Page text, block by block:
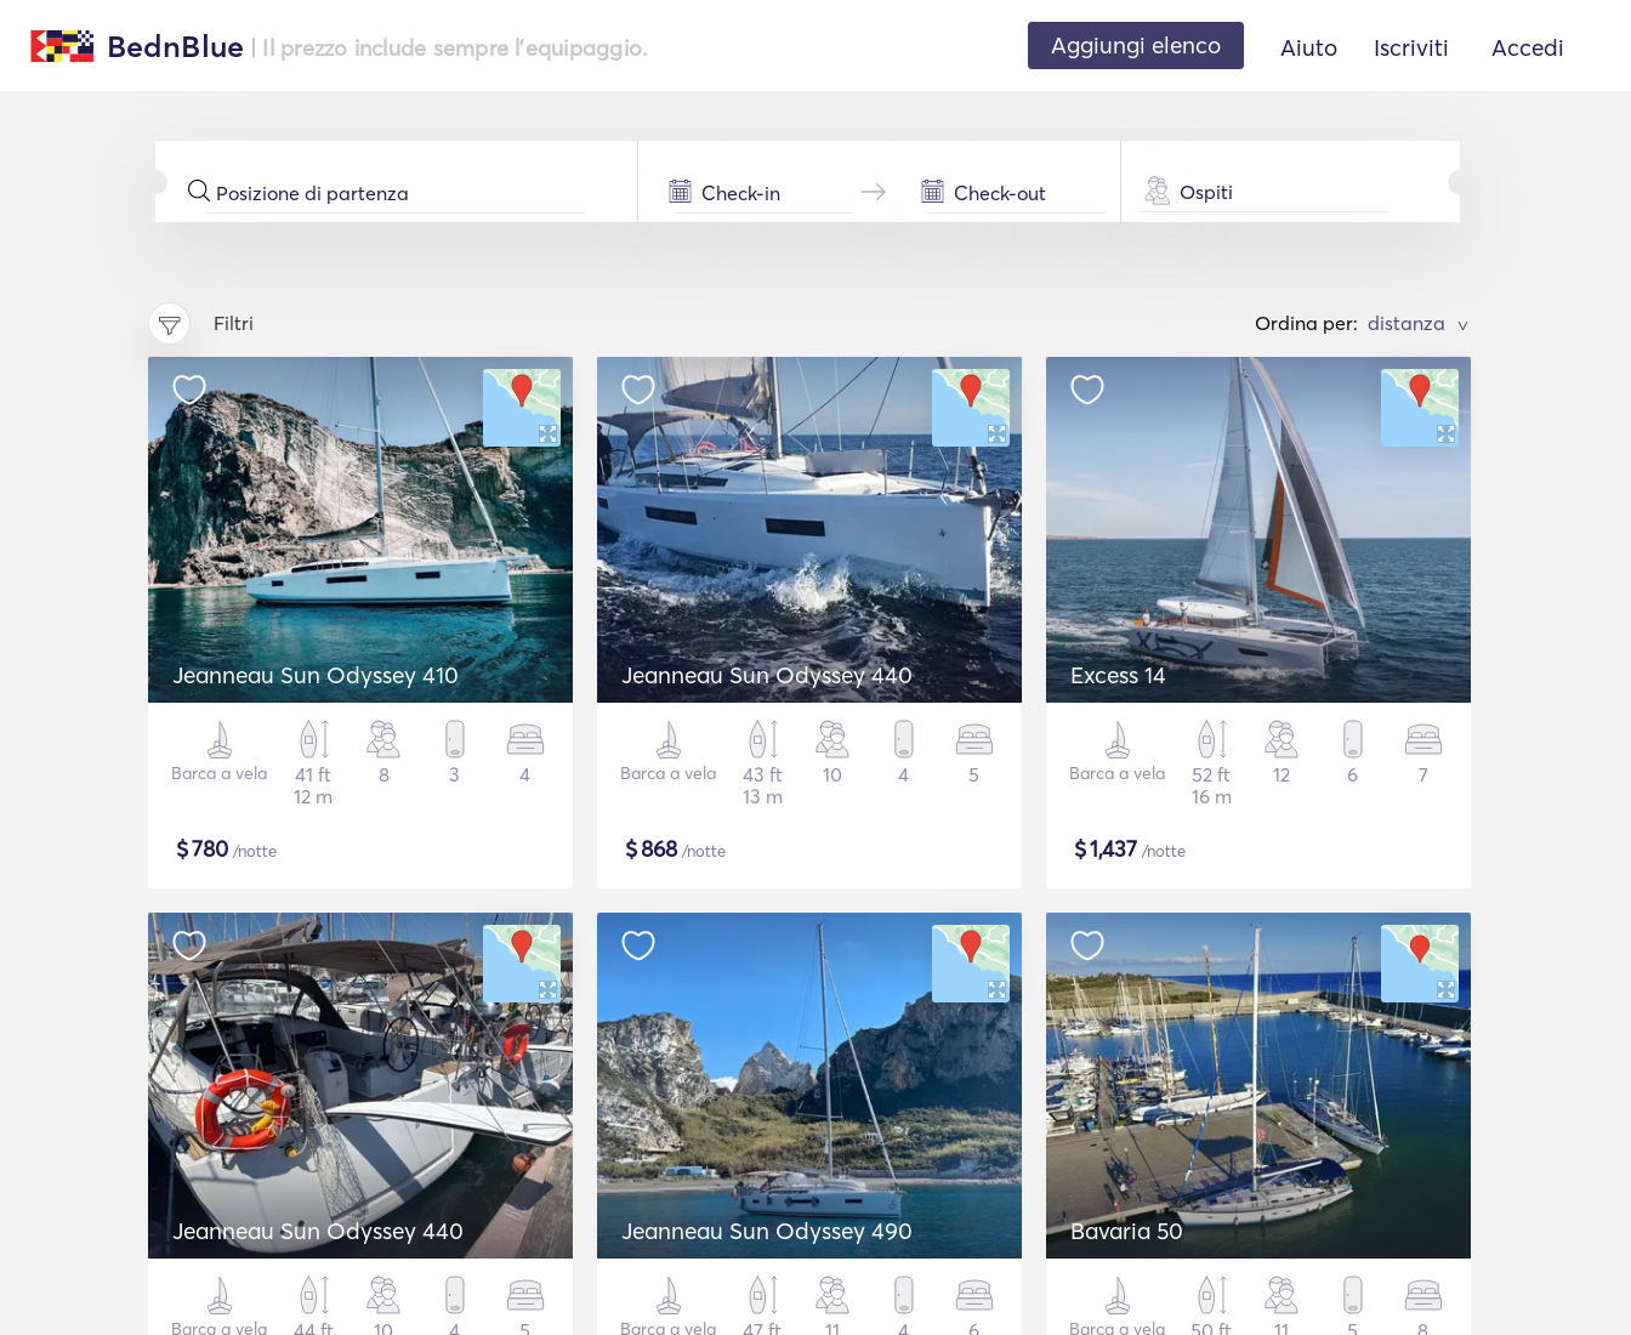
BednBlue | Il prezzo include sempre l'equipaggio. Aggiungi elenco Aiuto Iscriviti Accedi
Ospiti
Filtri Ordina per: >
Jeanneau Sun Odyssey 410
Barca a vela
41 ft
12 m
8 3 4
$780 /notte
Jeanneau Sun Odyssey 440
Barca a vela
43 ft
13 m
10 4 5
$868/notte
Excess 14
Barca a vela
52 ft
16 m
12 6 7
$1,437 /notte
Jeanneau Sun Odyssey 440
Barca a vela
44 ft
10 4 5
Jeanneau Sun Odyssey 490
Barca a vela
47 ft
11 4 6
Bavaria 50
Barca a vela
50 ft
11 5 8